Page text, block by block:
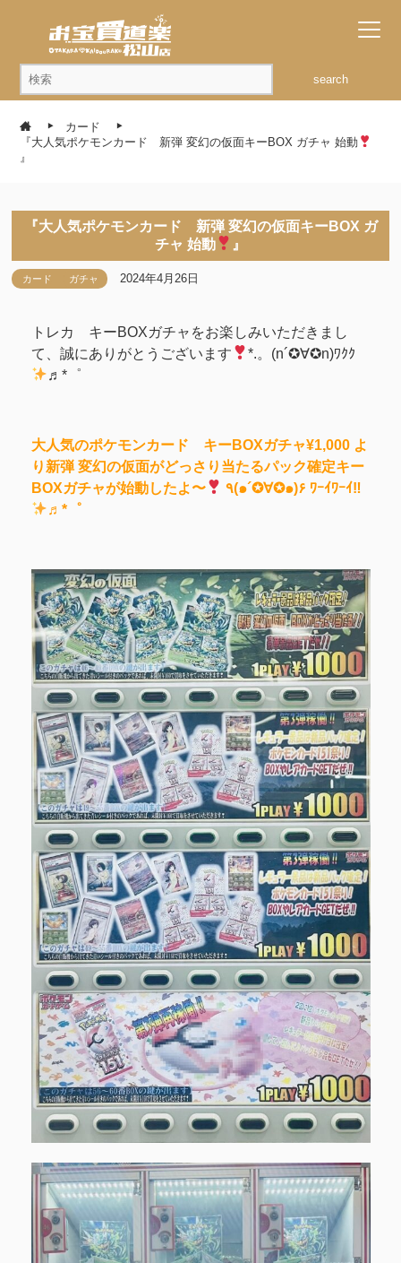
search
カード
『大人気ポケモンカード 新弾 変幻の仮面キーBOX ガチャ 始動
』
『大人気ポケモンカード 新弾 変幻の仮面キーBOX ガ
チャ 始動
』
カード ガチャ 2024年4月26日
トレカ キーBOXガチャをお楽しみいただきまし
て、誠にありがとうございます
*.。(n´✪∀✪n)ﾜｸｸ
♬*゜
大人気のポケモンカード キーBOXガチャ¥1,000 よ
り新弾 変幻の仮面がどっさり当たるパック確定キー
BOXガチャが始動したよ〜
٩(๑´✪∀✪๑)۶ ﾜｰｲﾜｰｲ‼︎
♬*゜